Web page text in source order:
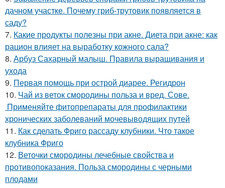
дачном участке. Почему гриб-трутовик появляется в
саду?
7. Какие продукты полезны при акне. Диета при акне: как
рацион влияет на выработку кожного сала?
8. Арбуз Сахарный малыш. Правила выращивания и
ухода
9. Первая помощь при острой диарее. Регидрон
10. Чай из веток смородины польза и вред. Сове.
Применяйте фитопрепараты для профилактики
хронических заболеваний мочевыводящих путей
11. Как сделать Фриго рассаду клубники. Что такое
клубника Фриго
12. Веточки смородины лечебные свойства и
противопоказания. Польза смородины с черными
плодами